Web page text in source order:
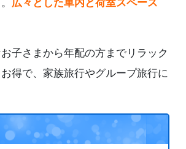
子さまから年配の方までリラック
得で、家族旅行やグループ旅行に